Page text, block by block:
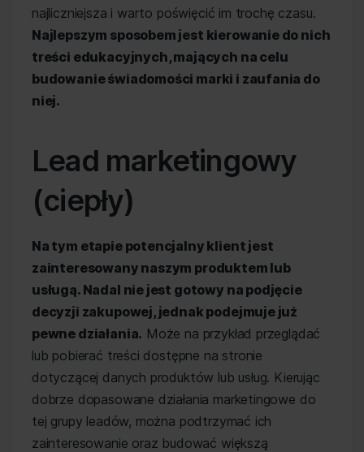
najliczniejsza i warto poświęcić im trochę czasu.
Najlepszym sposobem jest kierowanie do nich
treści edukacyjnych, mających na celu
budowanie świadomości marki i zaufania do
niej.
Lead marketingowy
(ciepły)
Na tym etapie potencjalny klient jest
zainteresowany naszym produktem lub
usługą. Nadal nie jest gotowy na podjęcie
decyzji zakupowej, jednak podejmuje już
pewne działania. Może na przykład przeglądać
lub pobierać treści dostępne na stronie
dotyczącej danych produktów lub usług. Kierując
dobrze dopasowane działania marketingowe do
tej grupy leadów, można podtrzymać ich
zainteresowanie oraz budować większą